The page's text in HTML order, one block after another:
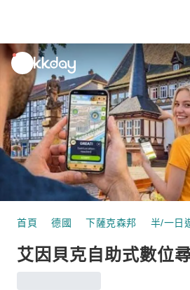
unread
notifications
首頁 德國 下薩克森邦 半/一日
艾因貝克自助式數位